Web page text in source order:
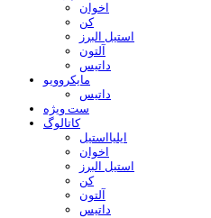
اخوان
کن
استیل البرز
آلتون
داتیس
مایکروویو
داتیس
ست ویژه
کاتالوگ
ایلیااستیل
اخوان
استیل البرز
کن
آلتون
داتیس